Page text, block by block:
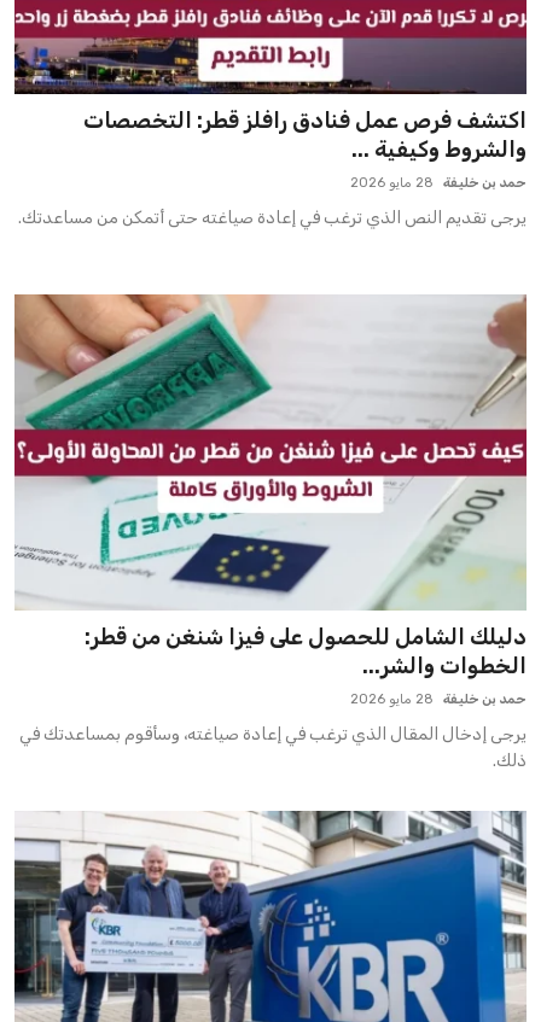
اكتشف فرص عمل فنادق رافلز قطر: التخصصات
والشروط وكيفية ...
حمد بن خليفة 28 مايو 2026
يرجى تقديم النص الذي ترغب في إعادة صياغته حتى أتمكن من مساعدتك.
دليلك الشامل للحصول على فيزا شنغن من قطر:
الخطوات والشر...
حمد بن خليفة 28 مايو 2026
يرجى إدخال المقال الذي ترغب في إعادة صياغته، وسأقوم بمساعدتك في
ذلك.